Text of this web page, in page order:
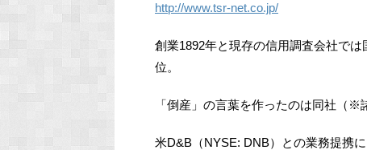
http://www.tsr-net.co.jp/
創業1892年と現存の信用調査会社で
位。
「倒産」の言葉を作ったのは同社（※
米D&B（NYSE: DNB）との業務提携